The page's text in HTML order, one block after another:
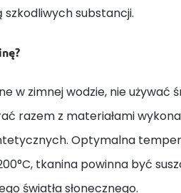
substancji.
w zimnej wodzie, nie używać
razem z materiałami
Optymalna
tkanina powinna być
światła słonecznego.